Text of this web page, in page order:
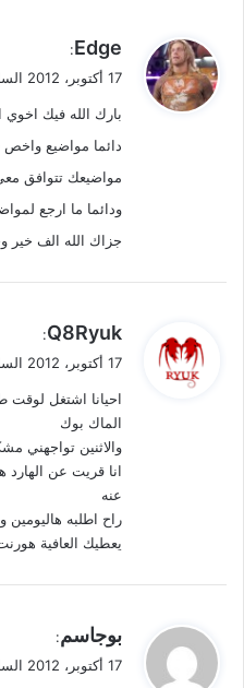
ي
ل
Edge
:
17 أكتوبر، 2012 الساعة 11:34 ص
بارك الله فيك اخوي
دائما مواضيع واخص
مواضيعك تتوافق
ودائما ما ارجع
جزاك الله الف خير
ي
ل
Q8Ryuk
:
17 أكتوبر، 2012 الساعة 1:19 م
احيانا اشتغل لوقت
الماك بوك
والاثنين تواجهني
انا قريت عن
عنه
راح اطلبه هاليومين
يعطيك العافية
بوجاسم:
17 أكتوبر، 2012 الساعة 11:21 م